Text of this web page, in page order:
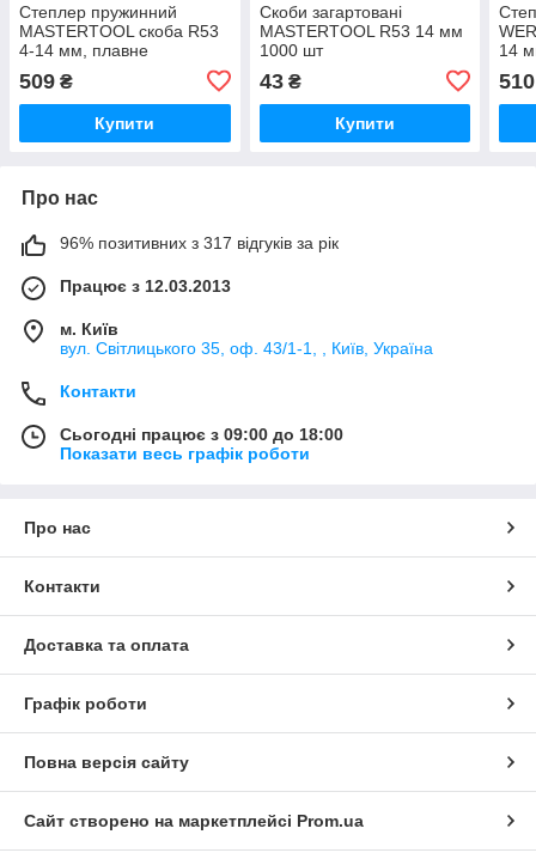
Степлер пружинний
MASTERTOOL скоба R53
4-14 мм, плавне
регулювання сили удару,
корпус метал/хром
509 ₴
Купити
Скоби загартовані
MASTERTOOL R53 14 мм
1000 шт
43₴
Купити
14
510
Про нас
96% позитивних з 317 відгуків за рік
Працює з 12.03.2013
м. Київ
вул. Світлицького 35, оф. 43/1-1, , Київ, Україна
Контакти
Сьогодні працює з 09:00 до 18:00
Показати весь графік роботи
Про нас
Контакти
Доставка та оплата
Графік роботи
Повна версія сайту
Сайт створено на маркетплейсі Prom.ua